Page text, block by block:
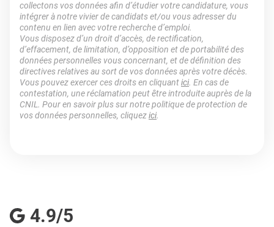
collectons vos données afin d’étudier votre candidature, vous
intégrer à notre vivier de candidats et/ou vous adresser du
contenu en lien avec votre recherche d’emploi.
Vous disposez d’un droit d’accès, de rectification,
d’effacement, de limitation, d’opposition et de portabilité des
données personnelles vous concernant, et de définition des
directives relatives au sort de vos données après votre décès.
Vous pouvez exercer ces droits en cliquantici. En cas de
contestation, une réclamation peut être introduite auprès de la
CNIL. Pour en savoir plus sur notre politique de protection de
vos données personnelles, cliquezici.
4.9/5